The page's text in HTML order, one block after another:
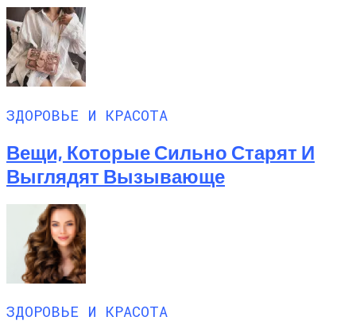
ЗДОРОВЬЕ И КРАСОТА
Вещи, Которые Сильно Старят И
Выглядят Вызывающе
ЗДОРОВЬЕ И КРАСОТА